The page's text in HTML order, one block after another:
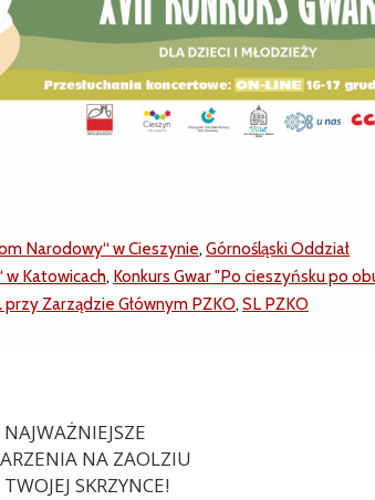
Narodowy“ w Cieszynie,Górnośląski Oddział
w Katowicach, Konkurs Gwar "Po cieszyńsku po
Zarządzie Głównym PZKO,SL PZKO
NAJWAŻNIEJSZE
NA ZAOLZIU
SKRZYNCE!